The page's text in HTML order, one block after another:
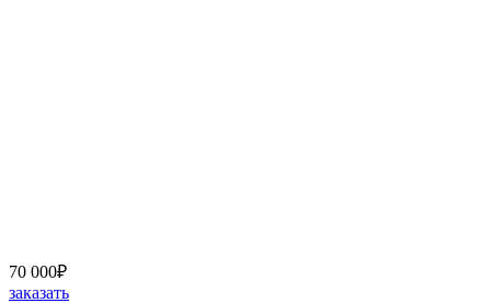
70 000₽
заказать